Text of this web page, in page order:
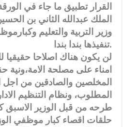
القرار تطبيق ما جاء في
الملك عبدالله الثاني بن
وزير التربية والتعليم
تنفيذها بندا بندا.
لن يكون هناك اصلاحا حقيقيا
امناء على مصلحة
المخلصين والصادقين من اجل
المطلوب، ونظام التنظيم
طرحه من قبل الوزير الاسبق
حلقات اقصاء كبار موظفي